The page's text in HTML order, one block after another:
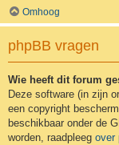
Omhoog
phpBB vragen
Wie heeft dit forum
Deze software (in zijn
een copyright
beschikbaar onder de
worden, raadpleeg over